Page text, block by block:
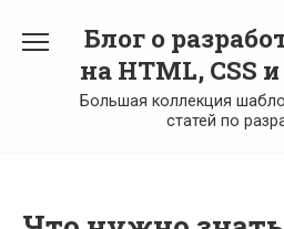
содержанию
Блог о
на HTML, CSS
Большая коллекция
статей по